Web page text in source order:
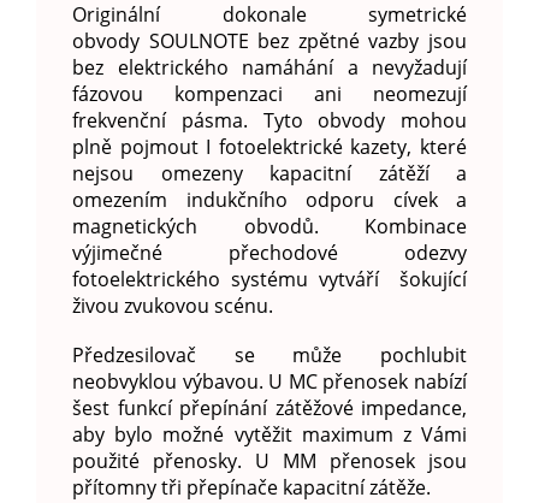
Originální dokonale symetrické
obvody SOULNOTE bez zpětné vazby jsou
bez elektrického namáhání a nevyžadují
fázovou kompenzaci ani neomezují
frekvenční pásma. Tyto obvody mohou
plně pojmout I fotoelektrické kazety, které
nejsou omezeny kapacitní zátěží a
omezením indukčního odporu cívek a
magnetických obvodů. Kombinace
výjimečné přechodové odezvy
fotoelektrického systému vytváří šokující
živou zvukovou scénu.
Předzesilovač se může pochlubit
neobvyklou výbavou. U MC přenosek nabízí
šest funkcí přepínání zátěžové impedance,
aby bylo možné vytěžit maximum z Vámi
použité přenosky. U MM přenosek jsou
přítomny tři přepínače kapacitní zátěže.